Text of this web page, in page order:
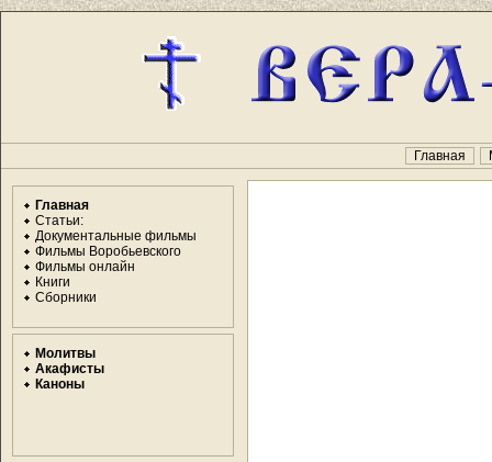
Главная
Главная
Статьи:
Документальные фильмы
Фильмы Воробьевского
Фильмы онлайн
Книги
Сборники
Молитвы
Акафисты
Каноны